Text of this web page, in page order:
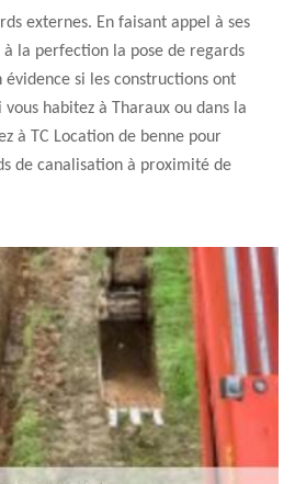
externes. En faisant appel à ses
la perfection la pose de regards
si les constructions ont
habitez à Tharaux ou dans la
à TC Location de benne pour
de canalisation à proximité de